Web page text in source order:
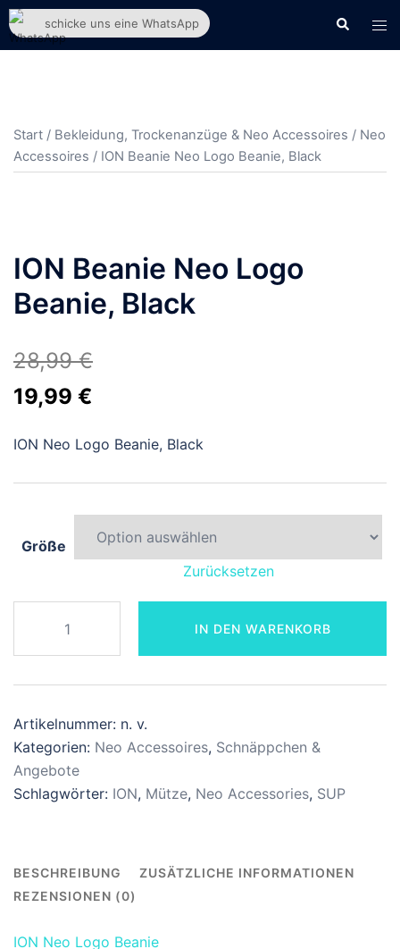
Zum
Inhalt
Suche
Start / Bekleidung, Trockenanzüge & Neo Accessoires / Neo
Accessoires / ION Beanie Neo Logo Beanie, Black
ION Beanie Neo Logo
Beanie, Black
28,99€
Ursprünglicher
war:
28,99 €
19,99 €
ist:
19,99 €.
ION Neo Logo Beanie, Black
Größe
Zurücksetzen
Neo
Logo
Black
Menge
IN DEN WARENKORB
Artikelnummer: n. v.
Kategorien: Neo Accessoires, Schnäppchen &
Angebote
Schlagwörter: ION, Mütze, Neo Accessories, SUP
BESCHREIBUNG
ZUSÄTZLICHE INFORMATIONEN
REZENSIONEN (0)
ION Neo Logo Beanie
schicke uns eine WhatsApp